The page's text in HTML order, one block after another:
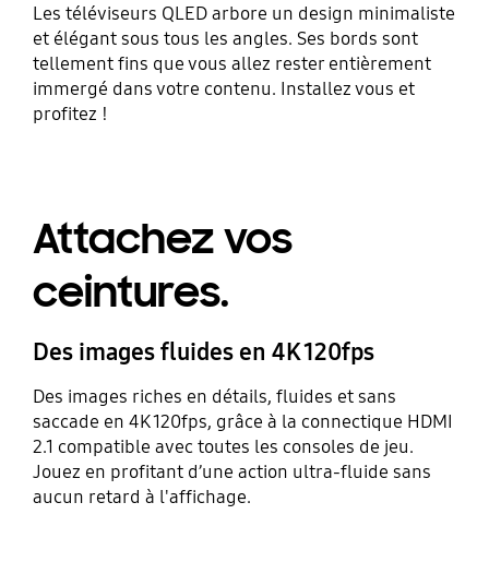
Les téléviseurs QLED arbore un design minimaliste
et élégant sous tous les angles. Ses bords sont
tellement fins que vous allez rester entièrement
immergé dans votre contenu. Installez vous et
profitez !
Attachez vos
ceintures.
Des images fluides en 4K 120fps
Des images riches en détails, fluides et sans
saccade en 4K 120fps, grâce à la connectique HDMI
2.1 compatible avec toutes les consoles de jeu.
Jouez en profitant d’une action ultra-fluide sans
aucun retard à l'affichage.